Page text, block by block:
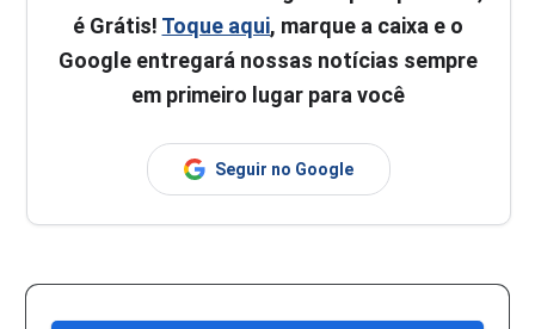
é Grátis! Toque aqui, marque a caixa e o
Google entregará nossas notícias sempre
em primeiro lugar para você
Seguir no Google